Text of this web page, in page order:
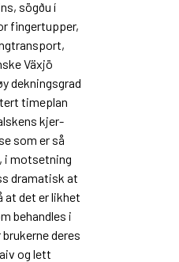
sögðu í
fingertupper,
Växjö
dekningsgrad
timeplan
kjer­
som er så
i motsetning
dramatisk at
at det er likhet
behandles i
deres
og lett